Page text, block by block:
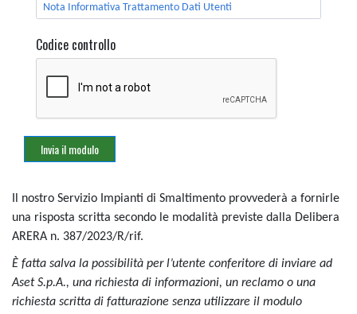
Nota Informativa Trattamento Dati Utenti
Codice controllo
Il nostro Servizio Impianti di Smaltimento provvederà a fornirle
una risposta scritta secondo le modalità previste dalla Delibera
ARERA n. 387/2023/R/rif.
È fatta salva la possibilità per l’utente conferitore di inviare ad
Aset S.p.A., una richiesta di informazioni, un reclamo o una
richiesta scritta di fatturazione senza utilizzare il modulo